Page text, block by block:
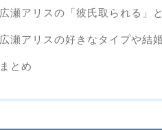
広瀬アリスの「彼氏取られる」
広瀬アリスの好きなタイプや結
まとめ